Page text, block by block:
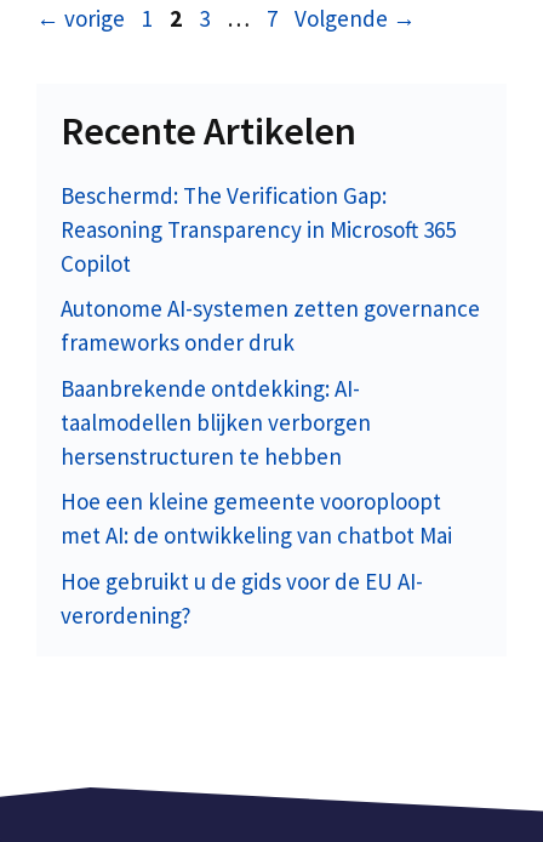
← vorige Pagina
1 Pagina
2 Pagina
3 … Pagina
7 Volgende →
Recente Artikelen
Beschermd: The Verification Gap:
Reasoning Transparency in Microsoft 365
Copilot
Autonome AI-systemen zetten governance
frameworks onder druk
Baanbrekende ontdekking: AI-
taalmodellen blijken verborgen
hersenstructuren te hebben
Hoe een kleine gemeente vooroploopt
met AI: de ontwikkeling van chatbot Mai
Hoe gebruikt u de gids voor de EU AI-
verordening?